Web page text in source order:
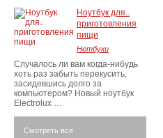
Ноутбук для..
приготовления
пищи
Нетбуки
Случалось ли вам когда-нибудь
хоть раз забыть перекусить,
засидевшись долго за
компьютером? Новый ноутбук
Electrolux …
Смотреть все